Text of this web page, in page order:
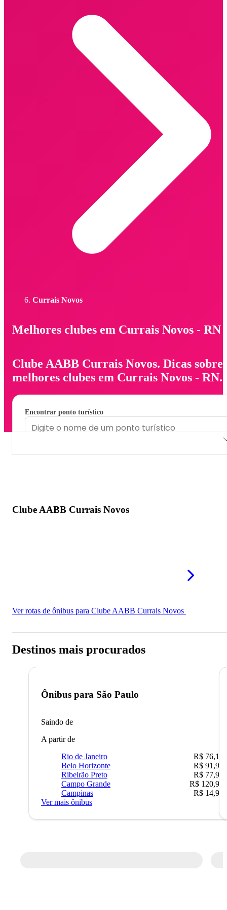
Currais Novos
Melhores clubes em Currais Novos - RN
Clube AABB Currais Novos. Dicas sobre
melhores clubes em Currais Novos - RN.
Encontrar ponto turístico
Clube AABB Currais Novos
Ver rotas de ônibus para Clube AABB Currais Novos
Destinos mais procurados
Ônibus para São Paulo
Saindo de
A partir de
Rio de Janeiro
R$ 76,10
Belo Horizonte
R$ 91,90
Ribeirão Preto
R$ 77,90
Campo Grande
R$ 120,90
Campinas
R$ 14,90
Ver mais ônibus